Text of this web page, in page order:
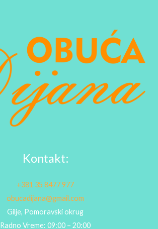
Kontakt:
+381 35 8477 977
obucadijana@gmail.com
Gilje, Pomoravski okrug
Radno Vreme: 09:00 – 20:00